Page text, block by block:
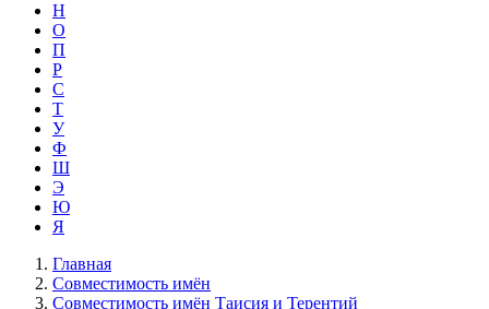
Н
О
П
Р
С
Т
У
Ф
Ш
Э
Ю
Я
Главная
Совместимость имён
Совместимость имён Таисия и Терентий